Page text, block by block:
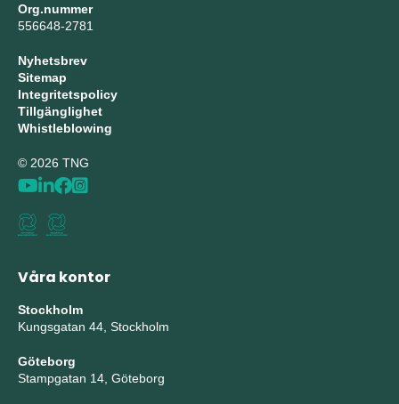
Org.nummer
556648-2781
Nyhetsbrev
Sitemap
Integritetspolicy
Tillgänglighet
Whistleblowing
© 2026 TNG
Våra kontor
Stockholm
Kungsgatan 44, Stockholm
Göteborg
Stampgatan 14, Göteborg